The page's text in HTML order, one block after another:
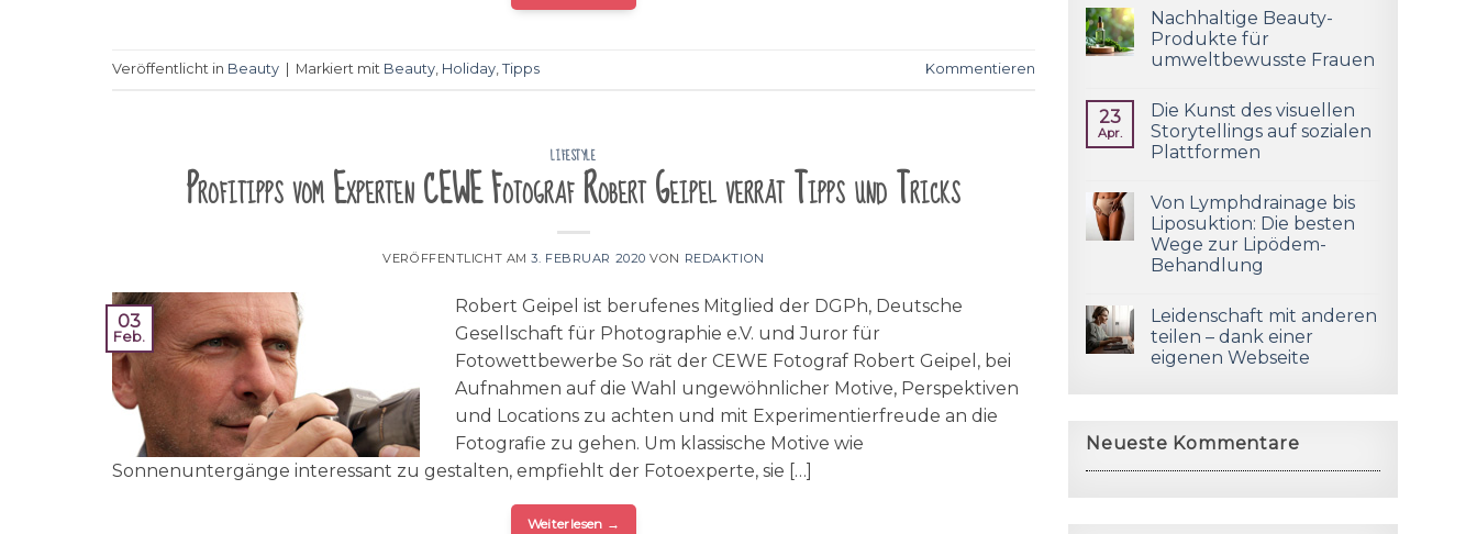
Veröffentlicht in Beauty Markiert mit Beauty Holiday Tipps Kommentieren
LIFESTYLE
Profitipps vom Experten CEWE Fotograf Robert Geipel verrät Tipps und Tricks
VERÖFFENTLICHT AM3. FEBRUAR 2020 VON REDAKTION
03
Feb.
Robert Geipel ist berufenes Mitglied der DGPh, Deutsche
Gesellschaft für Photographie e.V. und Juror für
Fotowettbewerbe So rät der CEWE Fotograf Robert Geipel, bei
Aufnahmen auf die Wahl ungewöhnlicher Motive, Perspektiven
und Locations zu achten und mit Experimentierfreude an die
Fotografie zu gehen. Um klassische Motive wie
Sonnenuntergänge interessant zu gestalten, empfiehlt der Fotoexperte, sie […]
Weiterlesen →
Nachhaltige Beauty-
Produkte für
umweltbewusste Frauen
23
Apr.
Die Kunst des visuellen
Storytellings auf sozialen
Plattformen
Von Lymphdrainage bis
Liposuktion: Die besten
Wege zur Lipödem-
Behandlung
Leidenschaft mit anderen
teilen – dank einer
eigenen Webseite
Neueste Kommentare